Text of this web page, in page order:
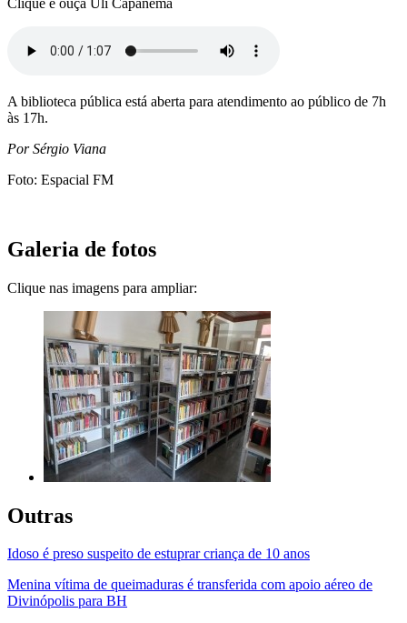
A biblioteca pública está aberta para atendimento ao público de 7h
às 17h.
Por Sérgio Viana
Foto: Espacial FM
Galeria de fotos
Clique nas imagens para ampliar:
Outras
Idoso é preso suspeito de estuprar criança de 10 anos
Menina vítima de queimaduras é transferida com apoio aéreo de
Divinópolis para BH